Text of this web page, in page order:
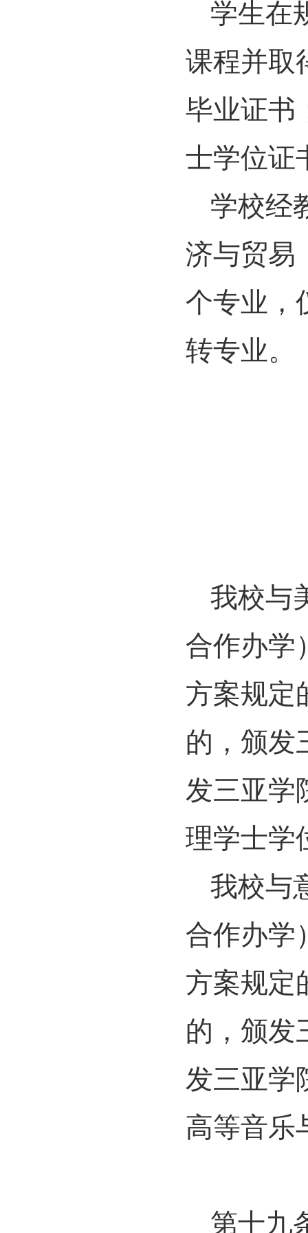
学生在
课程并取
毕业证书
士学位证
学校经
济与贸易
个专业，
转专业。
我校与
合作办学
方案规定
的，颁发
发三亚学
理学士学
我校与
合作办学
方案规定
的，颁发
发三亚学
高等音乐
第十九